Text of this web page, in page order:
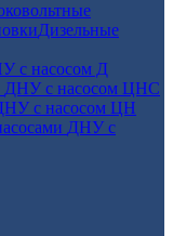
Дизельные
с насосом Д
ДНУ с насосом ЦНС
с насосом ЦН
ДНУ с